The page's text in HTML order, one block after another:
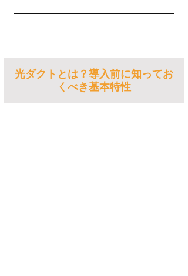
光ダクトとは？導入前に知ってお
くべき基本特性